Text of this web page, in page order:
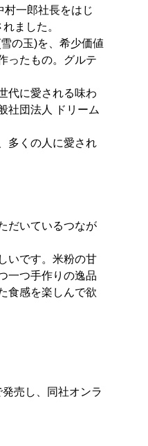
一郎社長をはじ
ました。
の玉)を、希少価値
ったもの。グルテ
代に愛される味わ
社団法人 ドリーム
多くの人に愛され
だいているつなが
いです。米粉の甘
一つ手作りの逸品
食感を楽しんで欲
売し、同社オンラ